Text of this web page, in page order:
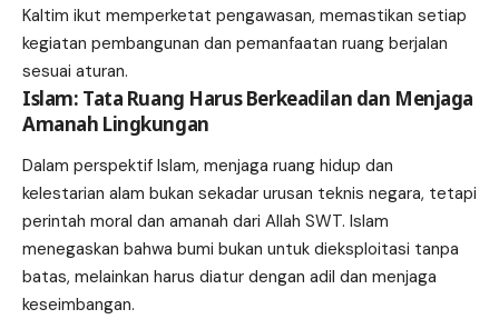
Kaltim ikut memperketat pengawasan, memastikan setiap
kegiatan pembangunan dan pemanfaatan ruang berjalan
sesuai aturan.
Islam: Tata Ruang Harus Berkeadilan dan Menjaga
Amanah Lingkungan
Dalam perspektif Islam, menjaga ruang hidup dan
kelestarian alam bukan sekadar urusan teknis negara, tetapi
perintah moral dan amanah dari Allah SWT. Islam
menegaskan bahwa bumi bukan untuk dieksploitasi tanpa
batas, melainkan harus diatur dengan adil dan menjaga
keseimbangan.